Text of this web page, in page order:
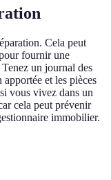
Cela peut
fournir une
un journal des
et les pièces
vous vivez dans un
cela peut prévenir
immobilier.